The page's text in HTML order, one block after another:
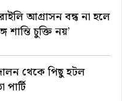
আগ্রাসন বন্ধ না হলে
শান্তি চুক্তি নয়’
থেকে পিছু হটল